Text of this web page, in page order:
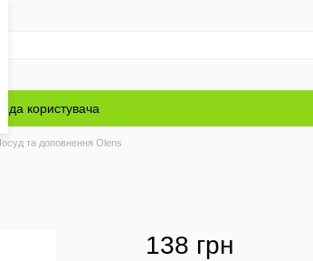
користувача
та доповнення Olens
138 грн